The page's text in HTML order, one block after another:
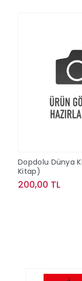
Dopdolu Dünya
Kitap)
200,00 TL